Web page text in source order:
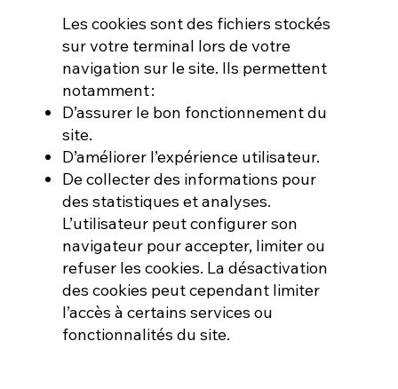
Les cookies sont des fichiers stockés
sur votre terminal lors de votre
navigation sur le site. Ils permettent
notamment :
D’assurer le bon fonctionnement du
site.
D’améliorer l’expérience utilisateur.
De collecter des informations pour
des statistiques et analyses.
L’utilisateur peut configurer son
navigateur pour accepter, limiter ou
refuser les cookies. La désactivation
des cookies peut cependant limiter
l’accès à certains services ou
fonctionnalités du site.